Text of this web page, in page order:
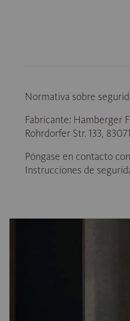
Normativa sobre
Fabricante: Hamberger
Rohrdorfer Str. 133,
Póngase en contacto
Instrucciones de